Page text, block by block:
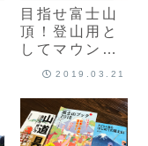
目指せ富士山
頂！登山用と
してマウンテ
ンハードウェ
アンリッジパ
ンツV.3」を
購入♪
2019.03.21